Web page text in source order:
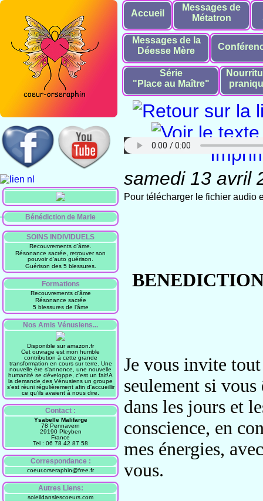
Bénédiction de Marie
SOINS INDIVIDUELS
Recouvrements d'âme.
Résonance sacrée, retrouver son
pouvoir d'auto guérison.
Guérison des 5 blessures.
Formations
Recouvrements d'âme
Résonance sacrée
5 blessures de l'âme
Nos Amis Vénusiens...
Disponible sur amazon.fr
Cet ouvrage est mon humble
contribution à cette grande
transformation en cours sur terre. Une
nouvelle ère s'annonce, une nouvelle
humanité se développe, c'est un fait!A
la demande des Vénusiens un groupe
s'est réuni régulièrement afin d'accueillir
ce qu'ils avaient à nous dire.
Contact :
Ysabelle Malifarge
78 Pennavern
29190 Pleyben
France
Tel : 06 78 42 87 58
Correspondance :
coeur.orseraphin@free.fr
Autres Liens:
soleildanslescoeurs.com
Accueil
Messages de
Métatron
Messages de la
Déesse Mère
Série
"Place au Maître"
samedi 13 avril
Pour télécharger le fichier audio
Je vous invite
seulement si
dans les jours et
conscience, en
mes énergies,
vous.